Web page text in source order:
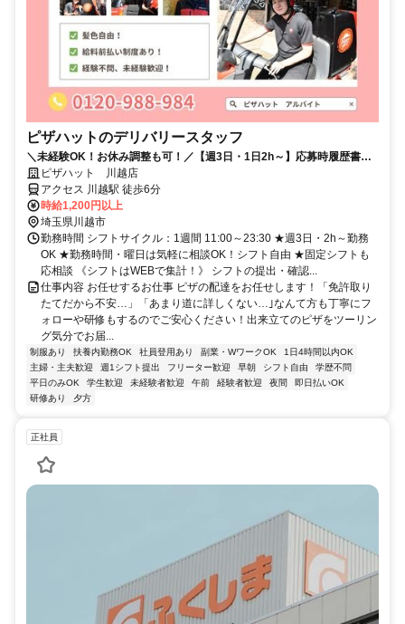
ピザハットのデリバリースタッフ
＼未経験OK！お休み調整も可！／【週3日・1日2h～】応募時履歴書不
要！ピザハット 川越店
アクセス 川越駅 徒歩6分
時給1,200円以上
埼玉県川越市
勤務時間 シフトサイクル：1週間 11:00～23:30 ★週3日・2h～勤務
OK ★勤務時間・曜日は気軽に相談OK！シフト自由 ★固定シフトも
応相談 《シフトはWEBで集計！》 シフトの提出・確認...
仕事内容 お任せするお仕事 ピザの配達をお任せします！「免許取り
たてだから不安…」「あまり道に詳しくない…｣なんて方も丁寧にフ
ォローや研修もするのでご安心ください！出来立てのピザをツーリン
グ気分でお届...
制服あり 扶養内勤務OK 社員登用あり 副業・WワークOK
1日4時間以内OK
主婦・主夫歓迎
週1シフト提出 フリーター歓迎 早朝 シフト自由
学歴不問
平日のみOK
学生歓迎 未経験者歓迎 午前 経験者歓迎 夜間
即日払いOK
研修あり
夕方
正社員